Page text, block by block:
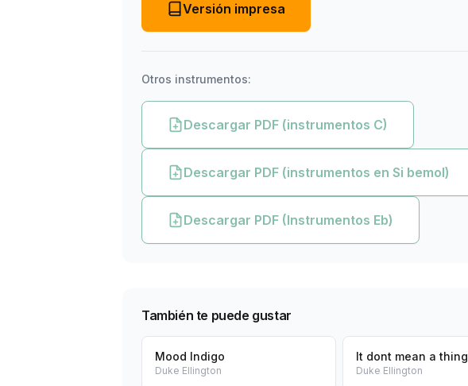
Versión impresa
Otros instrumentos:
Descargar PDF (instrumentos C)
Descargar PDF (instrumentos en Si bemol)
Descargar PDF (Instrumentos Eb)
También te puede gustar
Mood Indigo
Duke Ellington
It dont mean a thing
Duke Ellington